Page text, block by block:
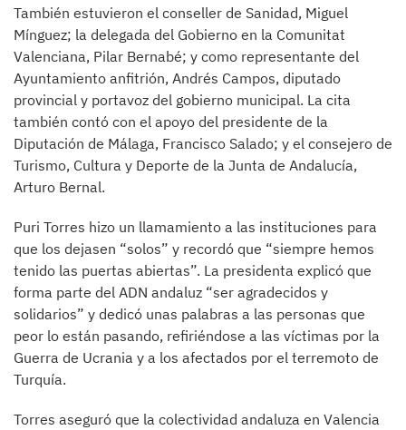
También estuvieron el conseller de Sanidad, Miguel
Mínguez; la delegada del Gobierno en la Comunitat
Valenciana, Pilar Bernabé; y como representante del
Ayuntamiento anfitrión, Andrés Campos, diputado
provincial y portavoz del gobierno municipal. La cita
también contó con el apoyo del presidente de la
Diputación de Málaga, Francisco Salado; y el consejero de
Turismo, Cultura y Deporte de la Junta de Andalucía,
Arturo Bernal.
Puri Torres hizo un llamamiento a las instituciones para
que los dejasen “solos” y recordó que “siempre hemos
tenido las puertas abiertas”. La presidenta explicó que
forma parte del ADN andaluz “ser agradecidos y
solidarios” y dedicó unas palabras a las personas que
peor lo están pasando, refiriéndose a las víctimas por la
Guerra de Ucrania y a los afectados por el terremoto de
Turquía.
Torres aseguró que la colectividad andaluza en Valencia